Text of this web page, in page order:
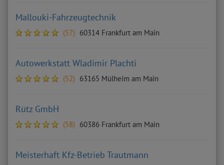
Mallouki-Fahrzeugtechnik
(57) 60314 Frankfurt am Main
Autowerkstatt Wladimir Plachti
(52) 63165 Mülheim am Main
Rütz GmbH
(58) 60386 Frankfurt am Main
Meisterhaft Kfz-Betrieb Trautmann